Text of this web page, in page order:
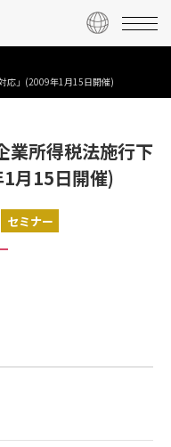
応」(2009年1月15日開催)
業所得税法施行下
月15日開催)
セミナー